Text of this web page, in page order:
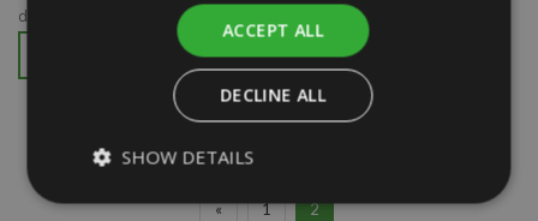
desejado...
« 1 2
ACCEPT ALL
DECLINE ALL
SHOW DETAILS